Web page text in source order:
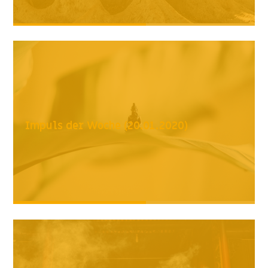
Impuls der Woche (20.01.2020)